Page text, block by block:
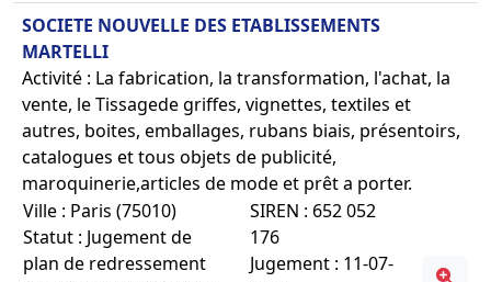
SOCIETE NOUVELLE DES ETABLISSEMENTS
MARTELLI
Activité : La fabrication, la transformation, l'achat, la
vente, le Tissagede griffes, vignettes, textiles et
autres, boites, emballages, rubans biais, présentoirs,
catalogues et tous objets de publicité,
maroquinerie,articles de mode et prêt a porter.
Ville : Paris (75010)
Statut : Jugement de
plan de redressement
SIREN : 652 052
176
Jugement : 11-07-